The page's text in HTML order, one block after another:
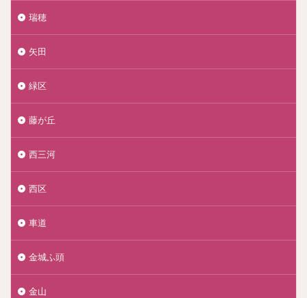
瑞穂
矢田
緑区
藤が丘
西三河
西区
車道
金城ふ頭
金山